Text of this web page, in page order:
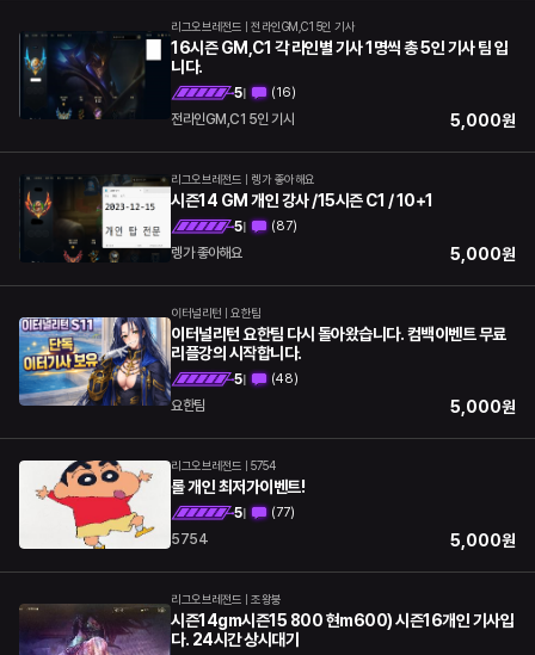
리그오브레전드 | 전라인GM,C1 5인 기사
16시즌 GM,C1 각 라인별 기사 1명씩 총 5인 기사 팀 입
니다.
5| (16)
전라인GM,C1 5인 기사 5,000원
리그오브레전드 | 렝가 좋아해요
시즌14 GM 개인 강사 /15시즌 C1 / 10+1
5| (87)
렝가 좋아해요 5,000원
이터널리턴 | 요한팀
이터널리턴 요한팀 다시 돌아왔습니다. 컴백이벤트 무료
리플강의 시작합니다.
5| (48)
요한팀 5,000원
리그오브레전드 | 5754
롤 개인 최저가이벤트!
5| (77)
5754 5,000원
리그오브레전드 | 조왕붕
시즌14gm시즌15 800 현m600) 시즌16개인 기사입
다. 24시간 상시대기